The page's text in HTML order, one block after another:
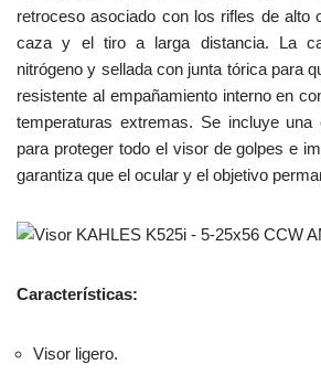
retroceso asociado con los rifles de alto
caza y el tiro a larga distancia. La
nitrógeno y sellada con junta tórica para
resistente al empañamiento interno en
temperaturas extremas. Se incluye una
para proteger todo el visor de golpes e
garantiza que el ocular y el objetivo
Características:
Visor ligero.